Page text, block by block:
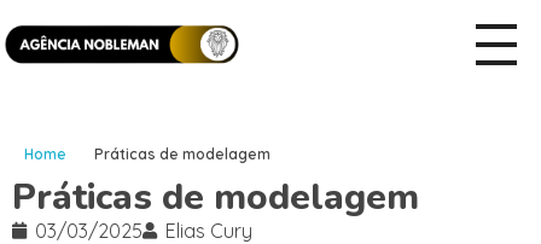
Home Práticas de modelagem
Práticas de modelagem
03/03/2025 Elias Cury